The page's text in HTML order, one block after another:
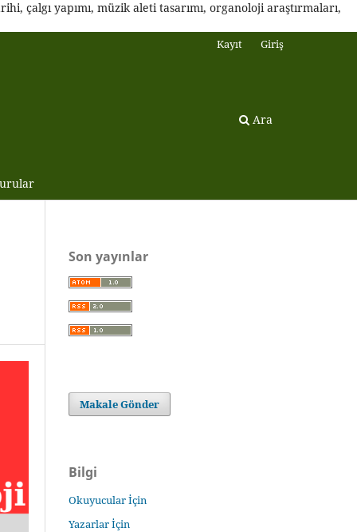
çalgı yapımı, müzik aleti tasarımı, organoloji araştırmaları,
Ara
Kayıt Giriş
Son yayınlar
Makale Gönder
Bilgi
Okuyucular İçin
Yazarlar İçin